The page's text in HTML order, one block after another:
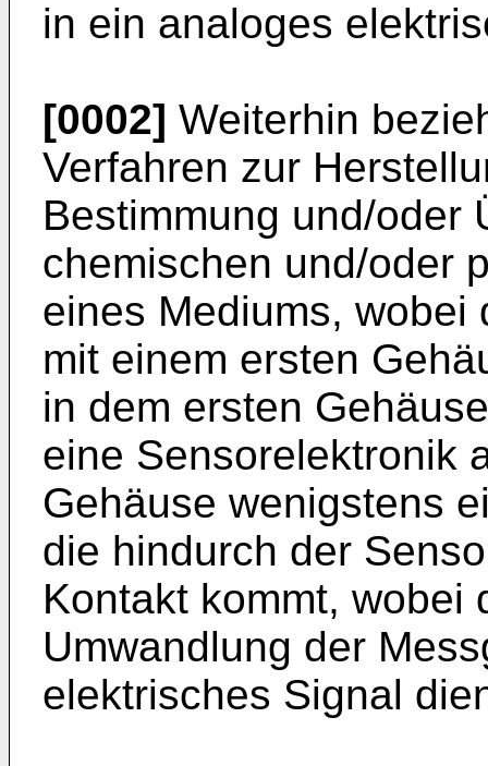
in ein analoges
[0002] Weiterhin
Verfahren zur
Bestimmung und/oder
chemischen und/oder
eines Mediums, wobei
mit einem ersten
in dem ersten
eine Sensorelektronik
Gehäuse wenigstens
die hindurch der
Kontakt kommt, wobei
Umwandlung der
elektrisches Signal